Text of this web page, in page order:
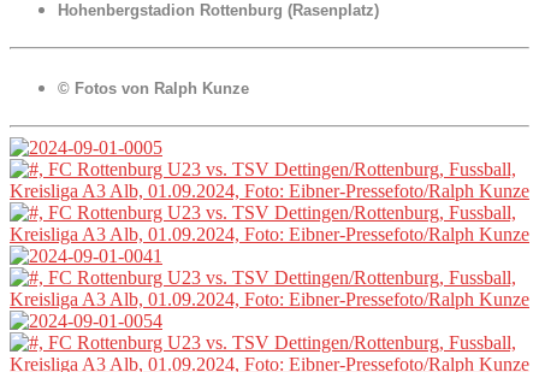
Hohenbergstadion Rottenburg (Rasenplatz)
© Fotos von Ralph Kunze